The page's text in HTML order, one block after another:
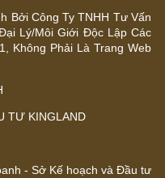
Bởi Công Ty TNHH Tư Vấn
Lý/Môi Giới Độc Lập Các
Không Phải Là Trang Web
TƯ KINGLAND
- Sở Kế hoạch và Đầu tư